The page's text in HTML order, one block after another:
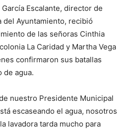
Escalante, director de
del Ayuntamiento, recibió
de las señoras Cinthia
La Caridad y Martha Vega
confirmaron sus batallas
de agua.
nuestro Presidente Municipal
escaseando el agua, nosotros
lavadora tarda mucho para